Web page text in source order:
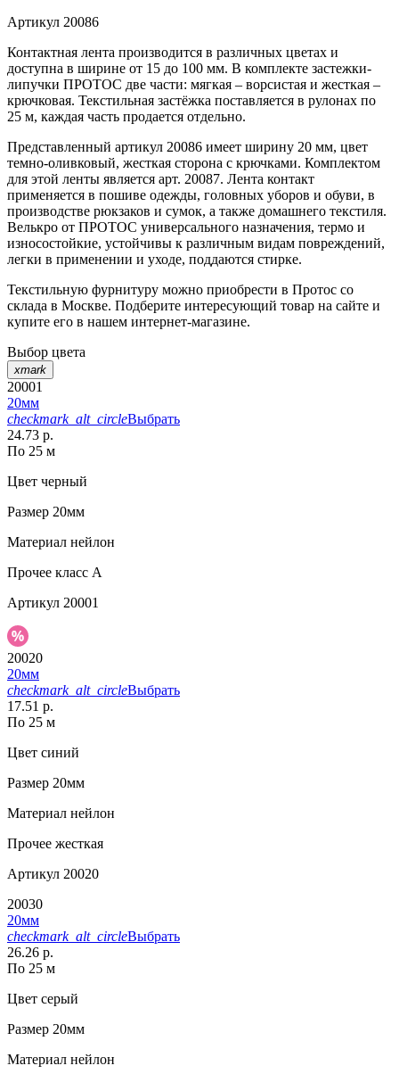
Артикул 20086
Контактная лента производится в различных цветах и
доступна в ширине от 15 до 100 мм. В комплекте застежки-
липучки ПРОТОС две части: мягкая – ворсистая и жесткая –
крючковая. Текстильная застёжка поставляется в рулонах по
25 м, каждая часть продается отдельно.
Представленный артикул 20086 имеет ширину 20 мм, цвет
темно-оливковый, жесткая сторона с крючками. Комплектом
для этой ленты является арт. 20087. Лента контакт
применяется в пошиве одежды, головных уборов и обуви, в
производстве рюкзаков и сумок, а также домашнего текстиля.
Велькро от ПРОТОС универсального назначения, термо и
износостойкие, устойчивы к различным видам повреждений,
легки в применении и уходе, поддаются стирке.
Текстильную фурнитуру можно приобрести в Протос со
склада в Москве. Подберите интересующий товар на сайте и
купите его в нашем интернет-магазине.
Выбор цвета
xmark
20001
20мм
checkmark_alt_circleВыбрать
24.73 р.
По 25 м
Цвет черный
Размер 20мм
Материал нейлон
Прочее класс А
Артикул 20001
20020
20мм
checkmark_alt_circleВыбрать
17.51 р.
По 25 м
Цвет синий
Размер 20мм
Материал нейлон
Прочее жесткая
Артикул 20020
20030
20мм
checkmark_alt_circleВыбрать
26.26 р.
По 25 м
Цвет серый
Размер 20мм
Материал нейлон